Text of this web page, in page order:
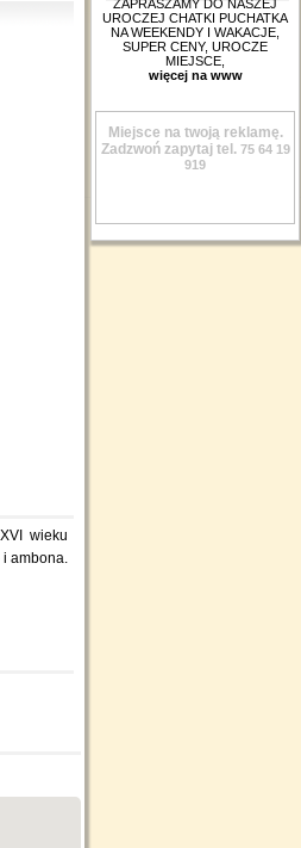
wieku
ambona.
ZAPRASZAMY DO NASZEJ
UROCZEJ CHATKI PUCHATKA
NA WEEKENDY I WAKACJE,
SUPER CENY, UROCZE
MIEJSCE,
więcej na www
Miejsce na twoją reklamę.
Zadzwoń zapytaj tel. 75 64 19
919